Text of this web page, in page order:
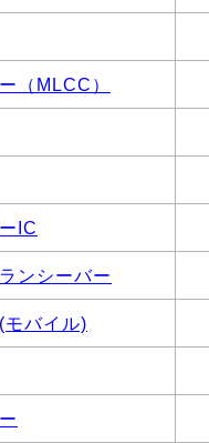
（MLCC）
IC
ンシーバー
モバイル)